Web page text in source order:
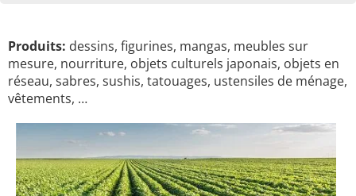
Produits: dessins, figurines, mangas, meubles sur
mesure, nourriture, objets culturels japonais, objets en
réseau, sabres, sushis, tatouages, ustensiles de ménage,
vêtements, …